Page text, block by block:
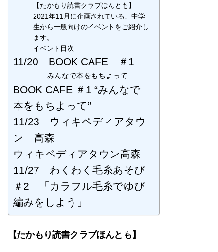
【たかもり読書クラブほんとも】
2021年11月に企画されている、中学
生から一般向けのイベントをご紹介し
ます。
イベント目次
11/20 BOOK CAFE ＃1
みんなで本をもちよって
BOOK CAFE ＃1 “みんなで
本をもちよって”
11/23 ウィキペディアタウ
ン 高森
ウィキペディアタウン高森
11/27 わくわく毛糸あそび
＃2 「カラフル毛糸でゆび
編みをしよう」
【たかもり読書クラブほんとも】